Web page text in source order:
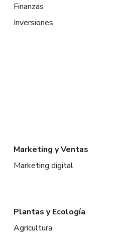
Finanzas
Inversiones
Marketing y Ventas
Marketing digital
Plantas y Ecología
Agricultura